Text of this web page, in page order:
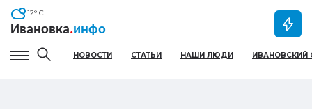
Ивановка.инфо
12° C
Гамбургер меню
НОВОСТИ СТАТЬИ НАШИ ЛЮДИ ИВАНОВСКИЙ